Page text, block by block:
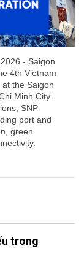
- Saigon
4th Vietnam
the Saigon
Minh City.
SNP
port and
green
trong